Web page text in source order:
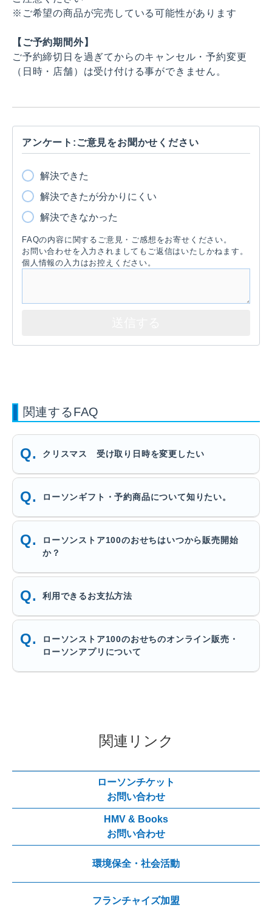
※ご希望の商品が完売している可能性があります
【ご予約期間外】
ご予約締切日を過ぎてからのキャンセル・予約変更
（日時・店舗）は受け付ける事ができません。
アンケート:ご意見をお聞かせください
解決できた
解決できたが分かりにくい
解決できなかった
FAQの内容に関するご意見・ご感想をお寄せください。
お問い合わせを入力されましてもご返信はいたしかねます。
個人情報の入力はお控えください。
関連するFAQ
クリスマス 受け取り日時を変更したい
ローソンギフト・予約商品について知りたい。
ローソンストア100のおせちはいつから販売開始
か？
利用できるお支払方法
ローソンストア100のおせちのオンライン販売・
ローソンアプリについて
関連リンク
ローソンチケット
お問い合わせ
HMV & Books
お問い合わせ
環境保全・社会活動
フランチャイズ加盟